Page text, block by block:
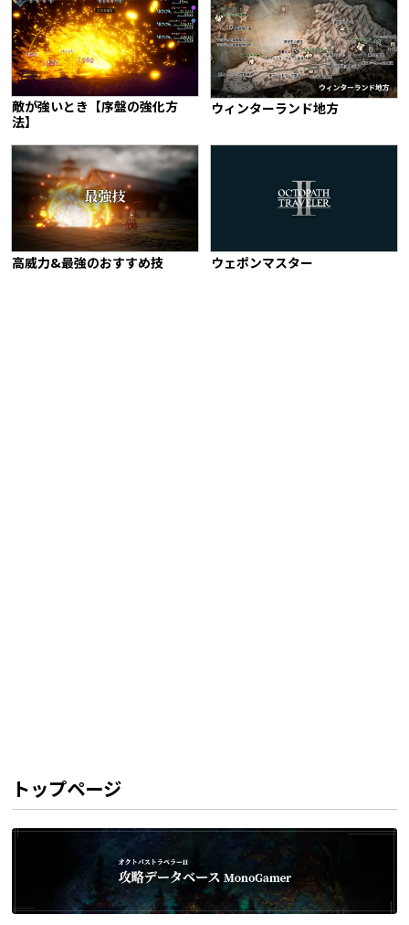
敵が強いとき【序盤の強化方
法】
ウィンターランド地方
高威力&最強のおすすめ技 ウェポンマスター
トップページ